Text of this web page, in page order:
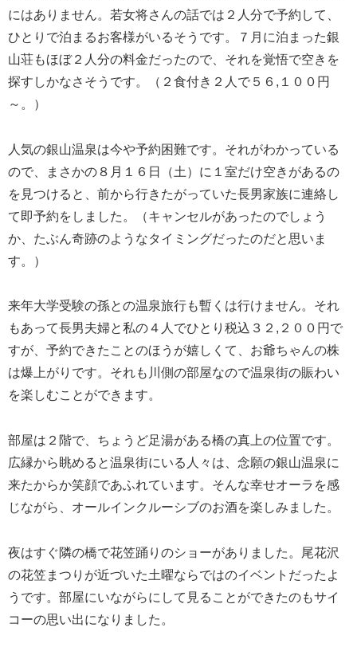
にはありません。若女将さんの話では２人分で予約して、
ひとりで泊まるお客様がいるそうです。７月に泊まった銀
山荘もほぼ２人分の料金だったので、それを覚悟で空きを
探すしかなさそうです。（２食付き２人で５６,１００円
～。）
人気の銀山温泉は今や予約困難です。それがわかっている
ので、まさかの８月１６日（土）に１室だけ空きがあるの
を見つけると、前から行きたがっていた長男家族に連絡し
て即予約をしました。（キャンセルがあったのでしょう
か、たぶん奇跡のようなタイミングだったのだと思いま
す。）
来年大学受験の孫との温泉旅行も暫くは行けません。それ
もあって長男夫婦と私の４人でひとり税込３２,２００円で
すが、予約できたことのほうが嬉しくて、お爺ちゃんの株
は爆上がりです。それも川側の部屋なので温泉街の賑わい
を楽しむことができます。
部屋は２階で、ちょうど足湯がある橋の真上の位置です。
広縁から眺めると温泉街にいる人々は、念願の銀山温泉に
来たからか笑顔であふれています。そんな幸せオーラを感
じながら、オールインクルーシブのお酒を楽しみました。
夜はすぐ隣の橋で花笠踊りのショーがありました。尾花沢
の花笠まつりが近づいた土曜ならではのイベントだったよ
うです。部屋にいながらにして見ることができたのもサイ
コーの思い出になりました。